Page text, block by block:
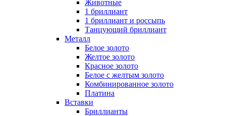
Животные
1 бриллиант
1 бриллиант и россыпь
Танцующий бриллиант
Металл
Белое золото
Желтое золото
Красное золото
Белое с желтым золото
Комбинированное золото
Платина
Вставки
Бриллианты